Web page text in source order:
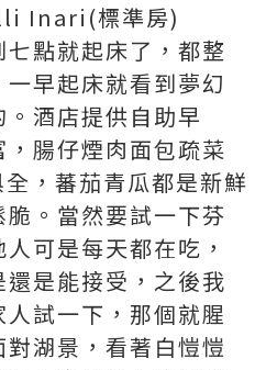
Inari(標準房)
點就起床了，都整
早起床就看到夢幻
酒店提供自助早
腸仔煙肉面包疏菜
，蕃茄青瓜都是新鮮
。當然要試一下芬
可是每天都在吃，
是能接受，之後我
試一下，那個就腥
湖景，看著白愷愷